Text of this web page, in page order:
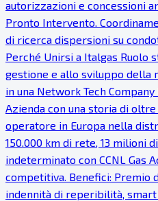
autorizzazioni e concessioni
Pronto Intervento.
di ricerca dispersioni su
Perché Unirsi a Italgas Ruolo
gestione e allo sviluppo della
in una Network Tech
Azienda con una storia di
operatore in Europa nella
150.000 km di rete, 13 milioni
indeterminato con CCNL Gas
competitiva. Benefici: Premio
indennità di reperibilità,